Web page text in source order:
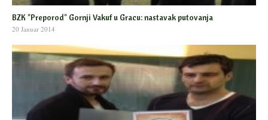
BZK "Preporod" Gornji Vakuf u Gracu: nastavak putovanja
20 Januar 2014